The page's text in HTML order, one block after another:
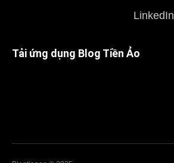
LinkedIn
Tải ứng dụng Blog Tiền Ảo